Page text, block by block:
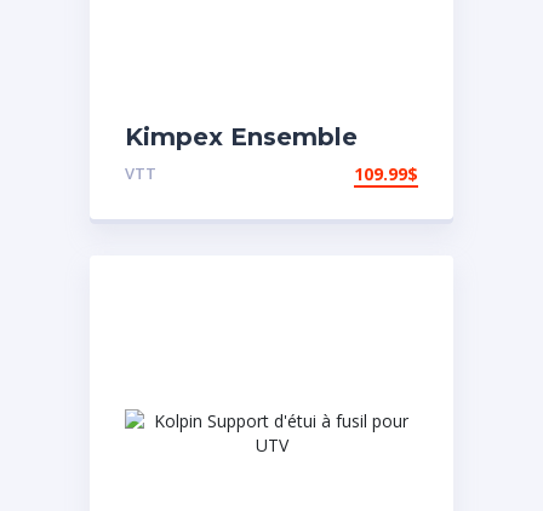
Kimpex Ensemble
poignée et pouce
chauffant 000405
VTT 109.99$